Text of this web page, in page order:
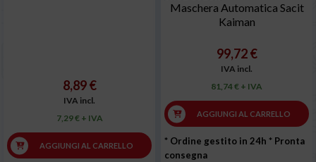
8,89 €
IVA incl.
7,29 € + IVA
AGGIUNGI AL CARRELLO
Maschera Automatica Sacit
Kaiman
99,72 €
IVA incl.
81,74 € + IVA
AGGIUNGI AL CARRELLO
* Ordine gestito in 24h * Pronta
consegna